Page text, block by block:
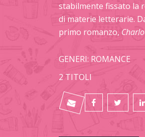
stabilmente fissato la
di materie letterarie.
primo romanzo,
GENERI: ROMANCE
2 TITOLI